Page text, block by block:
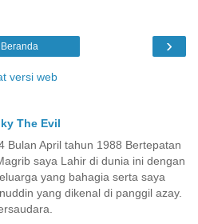
›
Beranda
versi web
The Evil
Bulan April tahun 1988 Bertepatan
saya Lahir di dunia ini dengan
yang bahagia serta saya
yang dikenal di panggil azay.